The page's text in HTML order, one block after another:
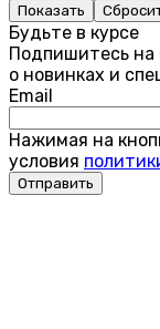
Показать
Будьте в курсе
Подпишитесь на
о новинках и
Email
Нажимая на
условия